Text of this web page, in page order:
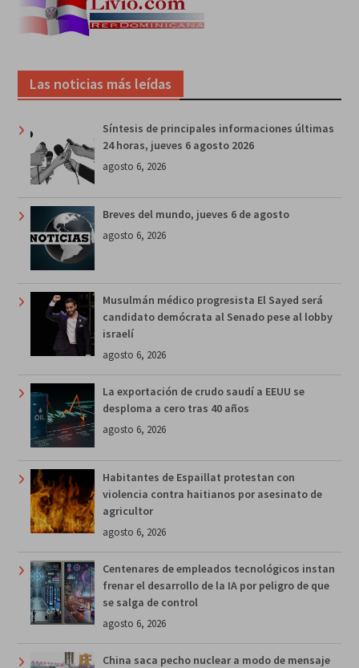
Las noticias más leídas
Síntesis de principales informaciones últimas
24 horas, jueves 6 agosto 2026
agosto 6, 2026
Breves del mundo, jueves 6 de agosto
agosto 6, 2026
Musulmán médico progresista El Sayed será
candidato demócrata al Senado pese al lobby
israelí
agosto 6, 2026
La exportación de crudo saudí a EEUU se
desploma a cero tras 40 años
agosto 6, 2026
Habitantes de Espaillat protestan con
violencia contra haitianos por asesinato de
agricultor
agosto 6, 2026
Centenares de empleados tecnológicos instan
frenar el desarrollo de la IA por peligro de que
se salga de control
agosto 6, 2026
China saca pecho nuclear a modo de mensaje